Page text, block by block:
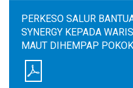
PERKESO SALUR
SYNERGY KEPADA
MAUT DIHEMPAP